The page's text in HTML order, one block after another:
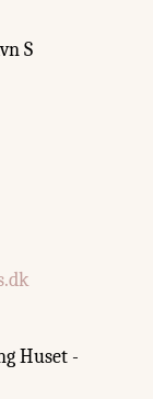
S
Huset -